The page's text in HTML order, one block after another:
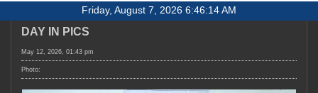
NOTIFIED NEWS
KERALA
Friday, August 7, 2026 6:46:14 AM
DAY IN PICS
May 12, 2026, 01:43 pm
Photo: